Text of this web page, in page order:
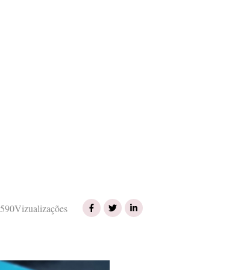
590Vizualizações